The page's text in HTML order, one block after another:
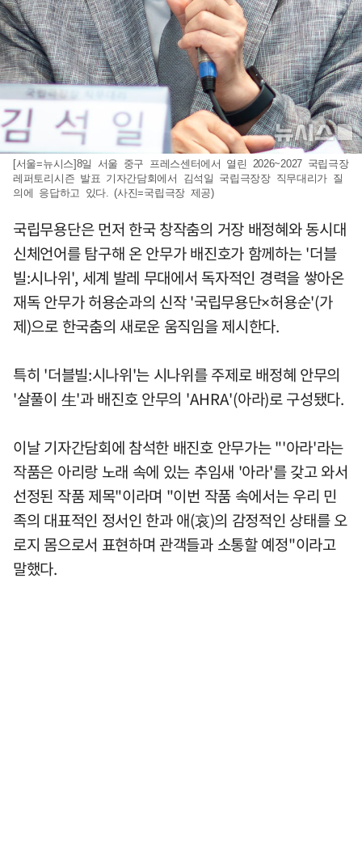
[서울=뉴시스]8일 서울 중구 프레스센터에서 열린 2026~2027 국립극장
레퍼토리시즌 발표 기자간담회에서 김석일 국립극장장 직무대리가 질
의에 응답하고 있다. (사진=국립극장 제공)
국립무용단은 먼저 한국 창작춤의 거장 배정혜와 동시대
신체언어를 탐구해 온 안무가 배진호가 함께하는 '더블
빌:시나위', 세계 발레 무대에서 독자적인 경력을 쌓아온
재독 안무가 허용순과의 신작 '국립무용단×허용순'(가
제)으로 한국춤의 새로운 움직임을 제시한다.
특히 '더블빌:시나위'는 시나위를 주제로 배정혜 안무의
'살풀이 生'과 배진호 안무의 'AHRA'(아라)로 구성됐다.
이날 기자간담회에 참석한 배진호 안무가는 "'아라'라는
작품은 아리랑 노래 속에 있는 추임새 '아라'를 갖고 와서
선정된 작품 제목"이라며 "이번 작품 속에서는 우리 민
족의 대표적인 정서인 한과 애(哀)의 감정적인 상태를 오
로지 몸으로서 표현하며 관객들과 소통할 예정"이라고
말했다.